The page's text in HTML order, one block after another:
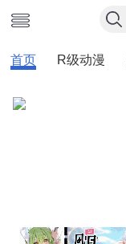
首页 R级动漫